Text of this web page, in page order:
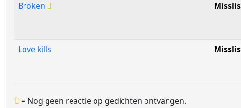
Broken
Misslis
Love kills
Misslis
= Nog geen reactie op gedichten ontvangen.